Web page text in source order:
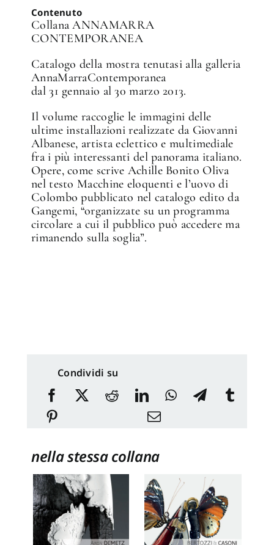
Contenuto
Collana ANNAMARRA
CONTEMPORANEA
Catalogo della mostra tenutasi alla galleria
AnnaMarraContemporanea
dal 31 gennaio al 30 marzo 2013.
Il volume raccoglie le immagini delle
ultime installazioni realizzate da Giovanni
Albanese, artista eclettico e multimediale
fra i più interessanti del panorama italiano.
Opere, come scrive Achille Bonito Oliva
nel testo Macchine eloquenti e l’uovo di
Colombo pubblicato nel catalogo edito da
Gangemi, “organizzate su un programma
circolare a cui il pubblico può accedere ma
rimanendo sulla soglia”.
Condividi su
nella stessa collana